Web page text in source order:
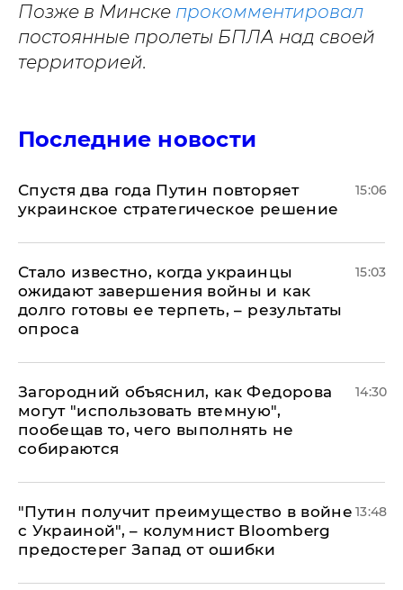
Позже в Минске прокомментировал
постоянные пролеты БПЛА над своей
территорией.
Последние новости
Спустя два года Путин повторяет
украинское стратегическое решение
15:06
Стало известно, когда украинцы
ожидают завершения войны и как
долго готовы ее терпеть, – результаты
опроса
15:03
Загородний объяснил, как Федорова
могут "использовать втемную",
пообещав то, чего выполнять не
собираются
14:30
"Путин получит преимущество в войне
с Украиной", – колумнист Bloomberg
предостерег Запад от ошибки
13:48